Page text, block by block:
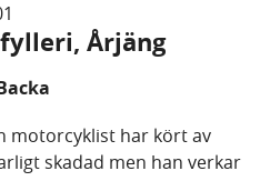
Årjäng
motorcyklist har kört av
skadad men han verkar